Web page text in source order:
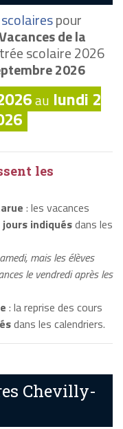
pour
de la
scolaire 2026
2026
au lundi 2
les
: les vacances
jours indiquésdans les
mais les élèves
le vendredi après les
: la reprise des cours
dans les calendriers.
Chevilly-